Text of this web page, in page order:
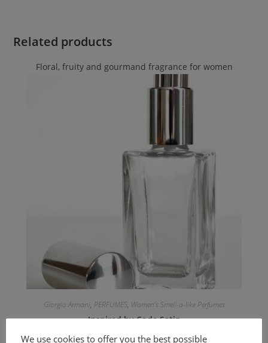
Related products
Floral, fruity and gourmand fragrance for women
Giorgio Armani, PERFUMES, Women's Smell-a-like Perfumes
Inspired by Code Satin
We use cookies to offer you the best possible